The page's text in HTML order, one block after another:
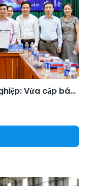
Chuyển đổi số nông nghiệp: Vừa cấp bách, vừa mang tính chiến lược lâu dài